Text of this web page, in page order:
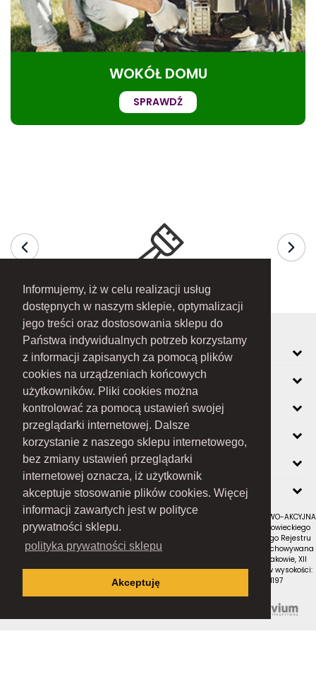
Informujemy, iż w celu realizacji usług
dostępnych w naszym sklepie, optymalizacji
jego treści oraz dostosowania sklepu do
Państwa indywidualnych potrzeb korzystamy
z informacji zapisanych za pomocą plików
cookies na urządzeniach końcowych
użytkowników. Pliki cookies można
kontrolować za pomocą ustawień swojej
przeglądarki internetowej. Dalsze
korzystanie z naszego sklepu internetowego,
bez zmiany ustawień przeglądarki
internetowej oznacza, iż użytkownik
akceptuje stosowanie plików cookies. Więcej
informacji zawartych jest w polityce
prywatności sklepu.
polityka prywatności sklepu
Akceptuję
WOKÓŁ DOMU
SPRAWDŹ
MOJE KONTO
INFORMACJE
O FIRMIE
ZOBACZ RÓWNIEŻ
KONTAKT
NEWSLETTER
RAMEX SPÓŁKA Z OGRANICZONĄ ODPOWIEDZIALNOŚCIĄ SPÓŁKA KOMANDYTOWO-AKCYJNA
z siedzibą w Nowym Sączu (adres siedziby i adres do doręczeń: ul. Wiśniowieckiego
123 C, 33-300 Nowy Sącz); wpisana do Rejestru Przedsiębiorców Krajowego Rejestru
Sądowego pod numerem KRS 0000434051; sąd rejestrowy, w którym przechowywana
jest dokumentacja spółki: Sąd Rejonowy dla Krakowa-Śródmieścia w Krakowie, XII
Wydział Gospodarczy Krajowego Rejestru Sądowego; kapitał zakładowy w wysokości:
10 050 000 zł, w całości opłacony; NIP: 7343516936; REGON: 122671197